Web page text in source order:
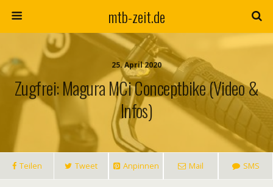
mtb-zeit.de
25. April 2020
Zugfrei: Magura MCi Conceptbike (Video &
Infos)
Teilen Tweet Anpinnen Mail SMS